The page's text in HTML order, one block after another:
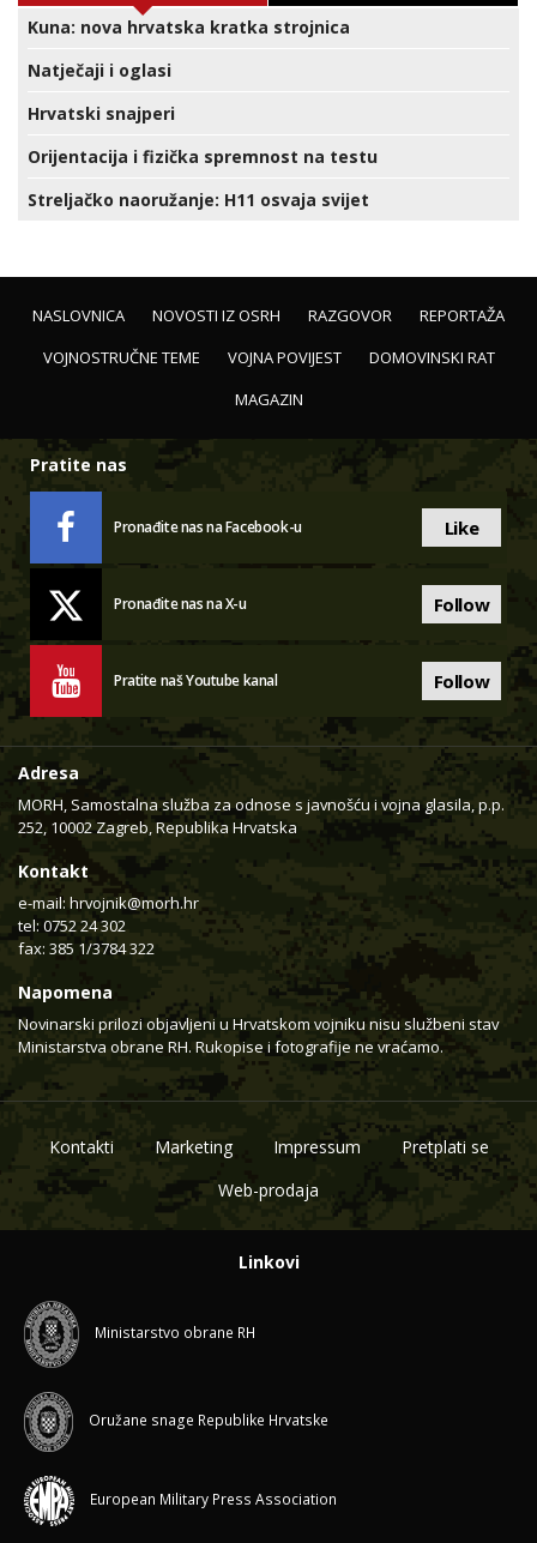
Kuna: nova hrvatska kratka strojnica
Natječaji i oglasi
Hrvatski snajperi
Orijentacija i fizička spremnost na testu
Streljačko naoružanje: H11 osvaja svijet
NASLOVNICA NOVOSTI IZ OSRH RAZGOVOR
REPORTAŽA
VOJNOSTRUČNE TEME
VOJNA POVIJEST
DOMOVINSKI RAT
MAGAZIN
Pratite nas
Pronađite nas na Facebook-u Like
Pronađite nas na X-u Follow
Pratite naš Youtube kanal Follow
Adresa
MORH, Samostalna služba za odnose s javnošću i vojna glasila, p.p.
252, 10002 Zagreb, Republika Hrvatska
Kontakt
e-mail: hrvojnik@morh.hr
tel: 0752 24 302
fax: 385 1/3784 322
Napomena
Novinarski prilozi objavljeni u Hrvatskom vojniku nisu službeni stav
Ministarstva obrane RH. Rukopise i fotografije ne vraćamo.
Kontakti Marketing Impressum
Pretplati se
Web-prodaja
Linkovi
Ministarstvo obrane RH
Oružane snage Republike Hrvatske
European Military Press Association